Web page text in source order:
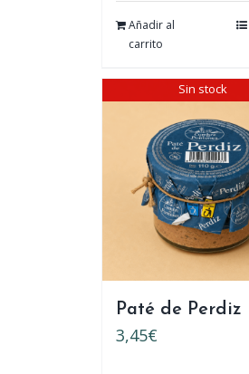
Añadir al
carrito
Sin stock
Paté de Perdiz
3,45€